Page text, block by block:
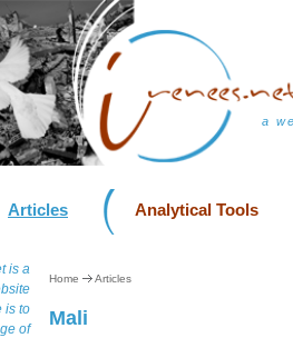
a
Articles Analytical Tools
is a
is to
of
Home Articles
Mali